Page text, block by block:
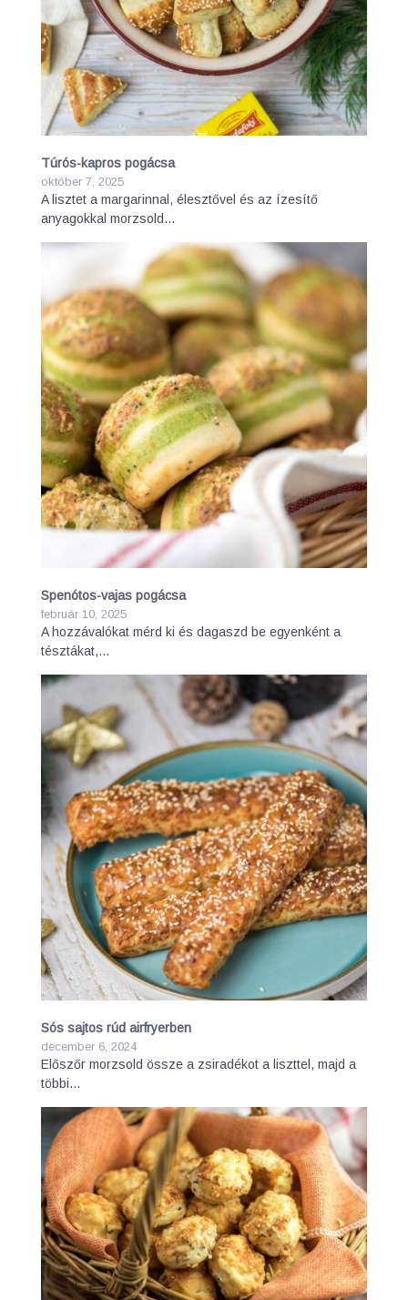
Túrós-kapros pogácsa
október 7, 2025
A lisztet a margarinnal, élesztővel és az ízesítő
anyagokkal morzsold…
Spenótos-vajas pogácsa
február 10, 2025
A hozzávalókat mérd ki és dagaszd be egyenként a
tésztákat,…
Sós sajtos rúd airfryerben
december 6, 2024
Előszőr morzsold össze a zsiradékot a liszttel, majd a
többi…